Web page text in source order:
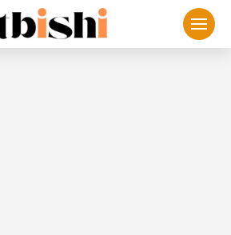
التجاوز
المحتوى